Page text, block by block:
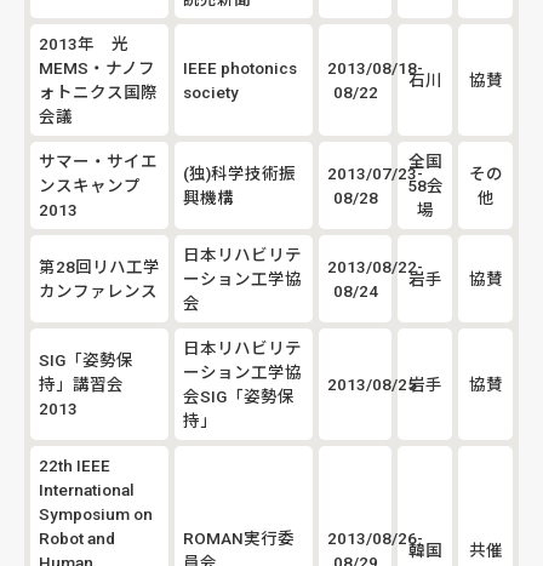
2013年 光
MEMS・ナノフ
ォトニクス国際
会議
IEEE photonics
society
2013/08/18-
08/22
石川 協賛
サマー・サイエ
ンスキャンプ
2013
(独)科学技術振
興機構
2013/07/23-
08/28
全国
58会
場
その
他
第28回リハ工学
カンファレンス
日本リハビリテ
ーション工学協
会
2013/08/22-
08/24
岩手 協賛
SIG「姿勢保
持」講習会
2013
日本リハビリテ
ーション工学協
会SIG「姿勢保
持」
2013/08/25岩手 協賛
22th IEEE
International
Symposium on
Robot and
Human
ROMAN実行委
員会
2013/08/26-
08/29
韓国 共催